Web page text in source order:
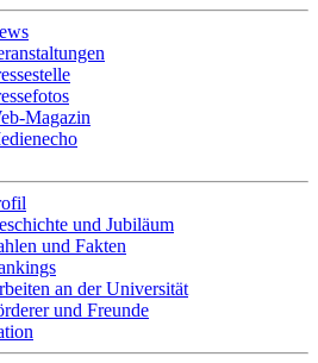
Magazin
und Jubiläum
und Fakten
an der Universität
und Freunde